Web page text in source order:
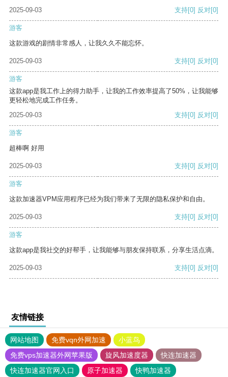
2025-09-03
支持[0] 反对[0]
游客
这款游戏的剧情非常感人，让我久久不能忘怀。
2025-09-03 支持[0] 反对[0]
游客
这款app是我工作上的得力助手，让我的工作效率提高了50%，让我能够
更轻松地完成工作任务。
2025-09-03
支持[0] 反对[0]
游客
超棒啊 好用
2025-09-03 支持[0] 反对[0]
游客
这款加速器VPM应用程序已经为我们带来了无限的隐私保护和自由。
2025-09-03 支持[0] 反对[0]
游客
这款app是我社交的好帮手，让我能够与朋友保持联系，分享生活点滴。
2025-09-03 支持[0] 反对[0]
友情链接
网站地图 免费vqn外网加速
小蓝鸟
免费vps加速器外网苹果版
旋风加速度器
快连加速器
快连加速器官网入口
原子加速器 快鸭加速器